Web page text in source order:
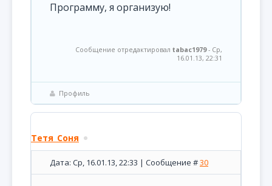
Программу, я организую!
Сообщение отредактировал tabac1979- Ср,
16.01.13, 22:31
Профиль
Тетя_Соня
Дата: Ср, 16.01.13, 22:33 | Сообщение #30